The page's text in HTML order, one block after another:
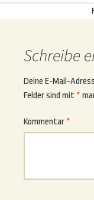
Schreibe
Deine E-Mail-
Felder sind mit *
Kommentar *